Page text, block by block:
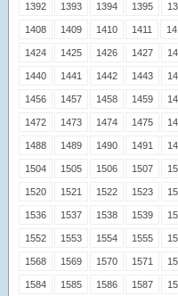
1392 1393 1394 1395
1408 1409 1410 1411
1424 1425 1426 1427
1440 1441 1442 1443
1456 1457 1458 1459
1472 1473 1474 1475
1488 1489 1490 1491
1504 1505 1506 1507
1520 1521 1522 1523
1536 1537 1538 1539
1552 1553 1554 1555
1568 1569 1570 1571
1584 1585 1586 1587